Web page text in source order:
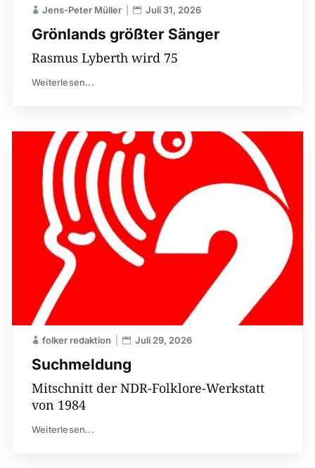
Grönlands größter Sänger
Jens-Peter Müller Juli 31, 2026
Rasmus Lyberth wird 75
Weiterlesen...
Suchmeldung
folker redaktion Juli 29, 2026
Mitschnitt der NDR-Folklore-Werkstatt
von 1984
Weiterlesen...